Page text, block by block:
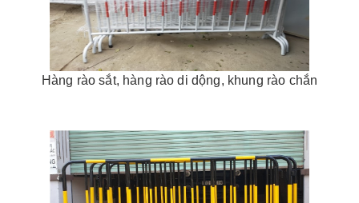
Hàng rào sắt, hàng rào di dộng, khung rào chắn